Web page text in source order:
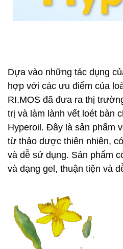
Dựa vào những tác dụng
hợp với các ưu điểm của
RI.MOS đã đưa ra thị
trị và làm lành vết loét bàn
Hyperoil. Đây là sản phẩm
từ thảo dược thiên nhiên,
và dễ sử dụng. Sản phẩm
và dạng gel, thuận tiện và